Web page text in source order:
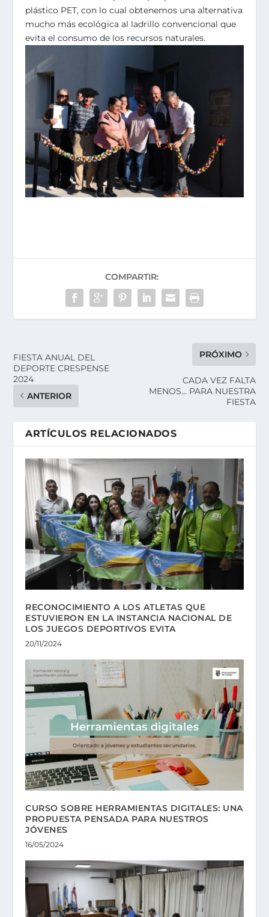
plástico PET, con lo cual obtenemos una alternativa
mucho más ecológica al ladrillo convencional que
evita el consumo de los recursos naturales.
COMPARTIR:
FIESTA ANUAL DEL
DEPORTE CRESPENSE
2024
ANTERIOR
PRÓXIMO
CADA VEZ FALTA
MENOS… PARA NUESTRA
FIESTA
ARTÍCULOS RELACIONADOS
RECONOCIMIENTO A LOS ATLETAS QUE
ESTUVIERON EN LA INSTANCIA NACIONAL DE
LOS JUEGOS DEPORTIVOS EVITA
20/11/2024
CURSO SOBRE HERRAMIENTAS DIGITALES: UNA
PROPUESTA PENSADA PARA NUESTROS
JÓVENES
16/05/2024